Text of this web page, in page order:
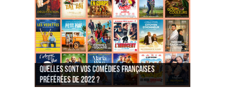
Quelles sont vos comédies françaises
préférées de 2022 ?
Quel est votre personnage préféré du Père
Noël est une ordure ?
Quelles sont vos comédies françaises
préférées de 2021 ?
Quel est votre « Gendarme » préféré ?
Quels sont vos 3 comédies de Jean-Marie Poiré
préférées ?
Quel est votre « Tati » préféré ?
Quel est votre « bronzé » préféré ?